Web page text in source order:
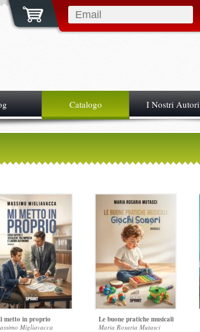
Catalogo I Nostri Autori
metto in proprio
Migliavacca
Le buone pratiche musicali
Maria Rosaria Mutasci